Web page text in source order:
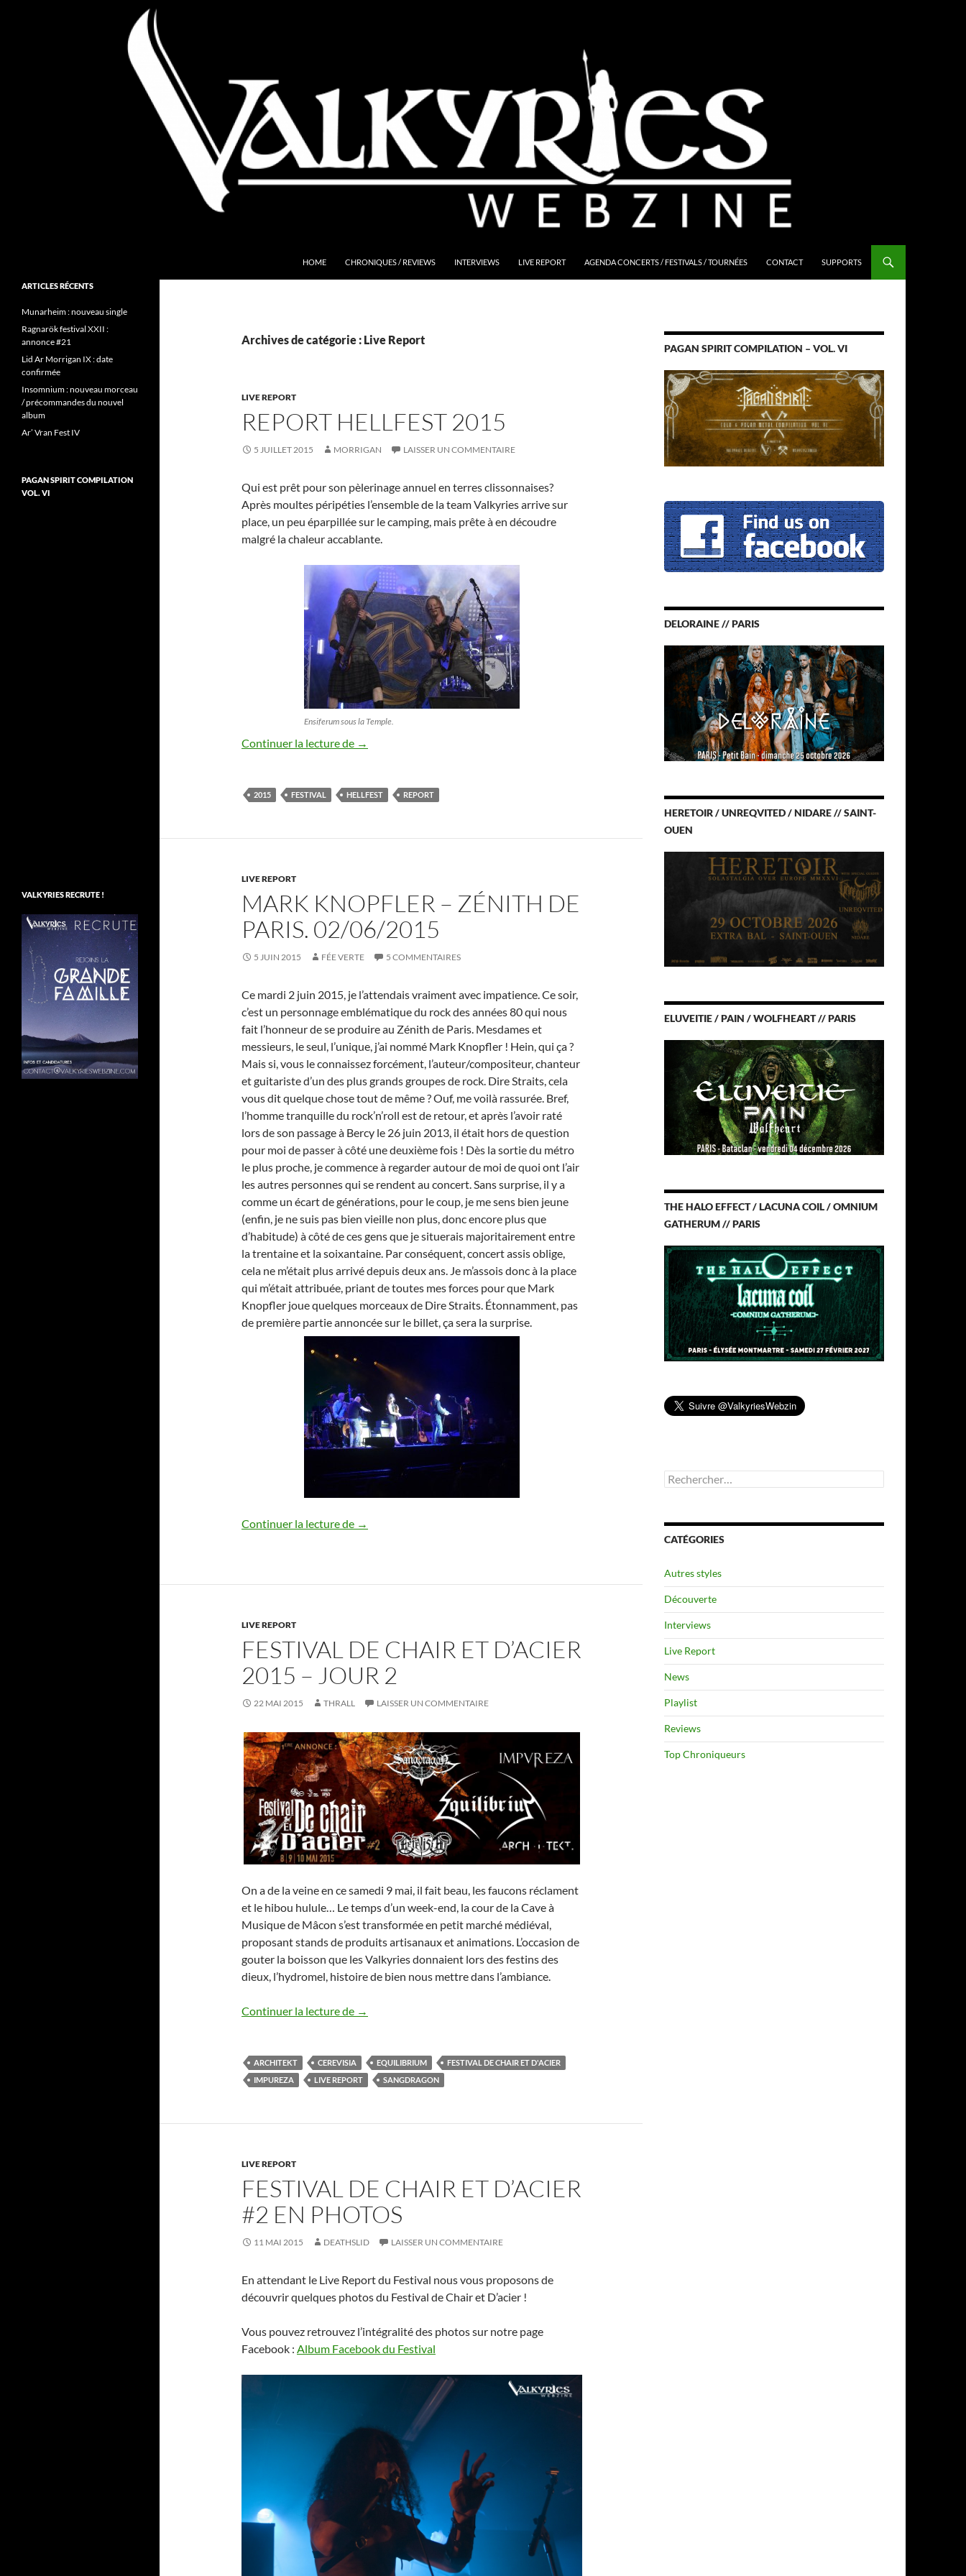
HOME CHRONIQUES / REVIEWS INTERVIEWS LIVE REPORT AGENDA CONCERTS / FESTIVALS / TOURNÉES CONTACT SUPPORTS
Archives de catégorie : Live Report
LIVE REPORT
REPORT HELLFEST 2015
5 JUILLET 2015 MORRIGAN LAISSER UN COMMENTAIRE
Qui est prêt pour son pèlerinage annuel en terres clissonnaises?
Après moultes péripéties l’ensemble de la team Valkyries arrive sur
place, un peu éparpillée sur le camping, mais prête à en découdre
malgré la chaleur accablante.
Ensiferum sous la Temple.
Continuer la lecture de Report Hellfest 2015
→
2015 FESTIVAL HELLFEST REPORT
LIVE REPORT
MARK KNOPFLER – ZÉNITH DE
PARIS. 02/06/2015
5 JUIN 2015 FÉE VERTE 5 COMMENTAIRES
Ce mardi 2 juin 2015, je l’attendais vraiment avec impatience. Ce soir,
c’est un personnage emblématique du rock des années 80 qui nous
fait l’honneur de se produire au Zénith de Paris. Mesdames et
messieurs, le seul, l’unique, j’ai nommé Mark Knopfler ! Hein, qui ça ?
Mais si, vous le connaissez forcément, l’auteur/compositeur, chanteur
et guitariste d’un des plus grands groupes de rock. Dire Straits, cela
vous dit quelque chose tout de même ? Ouf, me voilà rassurée. Bref,
l’homme tranquille du rock’n’roll est de retour, et après l’avoir raté
lors de son passage à Bercy le 26 juin 2013, il était hors de question
pour moi de passer à côté une deuxième fois ! Dès la sortie du métro
le plus proche, je commence à regarder autour de moi de quoi ont l’air
les autres personnes qui se rendent au concert. Sans surprise, il y a
comme un écart de générations, pour le coup, je me sens bien jeune
(enfin, je ne suis pas bien vieille non plus, donc encore plus que
d’habitude) à côté de ces gens que je situerais majoritairement entre
la trentaine et la soixantaine. Par conséquent, concert assis oblige,
cela ne m’était plus arrivé depuis deux ans. Je m’assois donc à la place
qui m’était attribuée, priant de toutes mes forces pour que Mark
Knopfler joue quelques morceaux de Dire Straits. Étonnamment, pas
de première partie annoncée sur le billet, ça sera la surprise.
Continuer la lecture de Mark Knopfler – Zénith de Paris. 02/06/2015
→
LIVE REPORT
FESTIVAL DE CHAIR ET D’ACIER
2015 – JOUR 2
22 MAI 2015 THRALL LAISSER UN COMMENTAIRE
On a de la veine en ce samedi 9 mai, il fait beau, les faucons réclament
et le hibou hulule… Le temps d’un week-end, la cour de la Cave à
Musique de Mâcon s’est transformée en petit marché médiéval,
proposant stands de produits artisanaux et animations. L’occasion de
gouter la boisson que les Valkyries donnaient lors des festins des
dieux, l’hydromel, histoire de bien nous mettre dans l’ambiance.
Continuer la lecture de Festival de Chair et d’Acier 2015 – Jour 2
→
ARCHITEKT CEREVISIA EQUILIBRIUM
FESTIVAL DE CHAIR ET D'ACIER
IMPUREZA
LIVE REPORT SANGDRAGON
LIVE REPORT
FESTIVAL DE CHAIR ET D’ACIER
#2 EN PHOTOS
11 MAI 2015 DEATHSLID LAISSER UN COMMENTAIRE
En attendant le Live Report du Festival nous vous proposons de
découvrir quelques photos du Festival de Chair et D’acier !
Vous pouvez retrouvez l’intégralité des photos sur notre page
Facebook : Album Facebook du Festival
PAGAN SPIRIT COMPILATION – VOL. VI
DELORAINE // PARIS
HERETOIR / UNREQVITED / NIDARE // SAINT-
OUEN
ELUVEITIE / PAIN / WOLFHEART // PARIS
THE HALO EFFECT / LACUNA COIL / OMNIUM
GATHERUM // PARIS
Rechercher :
CATÉGORIES
Autres styles
Découverte
Interviews
Live Report
News
Playlist
Reviews
Top Chroniqueurs
Folk Pagan Webzine
ARTICLES RÉCENTS
Munarheim : nouveau single
Ragnarök festival XXII :
annonce #21
Lid Ar Morrigan IX : date
confirmée
Insomnium : nouveau morceau
/ précommandes du nouvel
album
Ar’ Vran Fest IV
PAGAN SPIRIT COMPILATION
VOL. VI
VALKYRIES RECRUTE !